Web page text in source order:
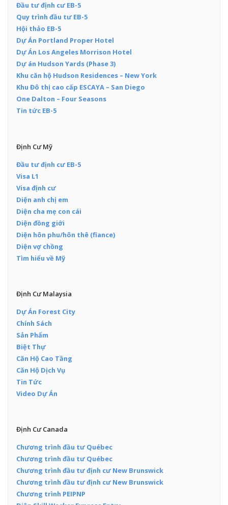
Đầu tư định cư EB-5
Quy trình đầu tư EB-5
Hội thảo EB-5
Dự Án Portland Proper Hotel
Dự Án Los Angeles Morrison Hotel
Dự án Hudson Yards (Phase 3)
Khu căn hộ Hudson Residences – New York
Khu Đô thị cao cấp ESCAYA – San Diego
One Dalton – Four Seasons
Tin tức EB-5
Định Cư Mỹ
Đầu tư định cư EB-5
Visa L1
Visa định cư
Diện anh chị em
Diện cha mẹ con cái
Diện đồng giới
Diện hôn phu/hôn thê (fiance)
Diện vợ chồng
Tìm hiểu về Mỹ
Định Cư Malaysia
Dự Án Forest City
Chính Sách
Sản Phẩm
Biệt Thự
Căn Hộ Cao Tầng
Căn Hộ Dịch Vụ
Tin Tức
Video Dự Án
Định Cư Canada
Chương trình đầu tư Québec
Chương trình đầu tư Québec
Chương trình đầu tư định cư New Brunswick
Chương trình đầu tư định cư New Brunswick
Chương trình PEIPNP